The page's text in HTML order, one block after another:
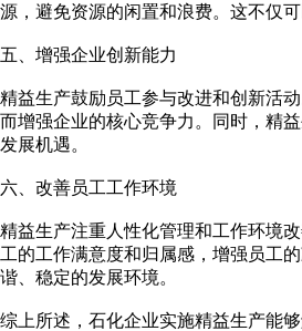
源，避免资源的闲置和浪费。这不仅
五、增强企业创新能力
精益生产鼓励员工参与改进和创新活
而增强企业的核心竞争力。同时，精
发展机遇。
六、改善员工工作环境
精益生产注重人性化管理和工作环境
工的工作满意度和归属感，增强员工
谐、稳定的发展环境。
综上所述，石化企业实施精益生产能